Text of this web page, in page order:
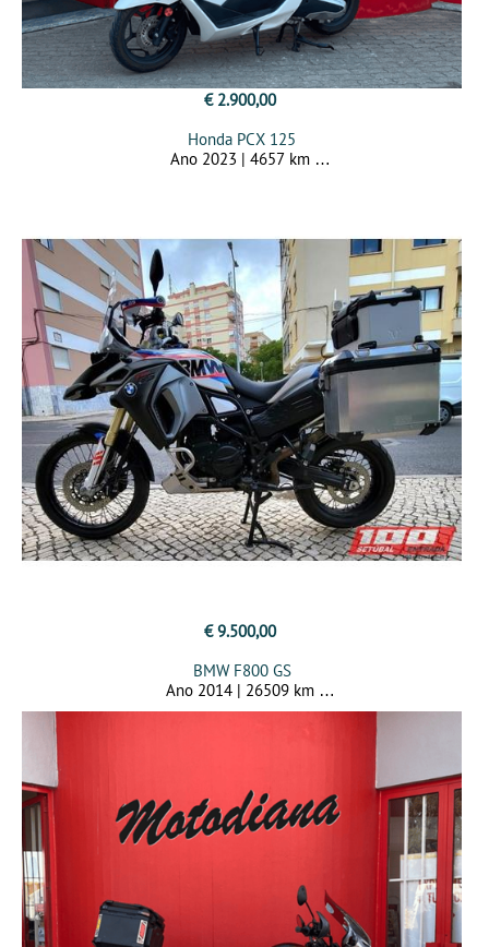
€ 2.900,00
Honda PCX 125
Ano 2023 | 4657 km
€ 9.500,00
BMW F800 GS
Ano 2014 | 26509 km